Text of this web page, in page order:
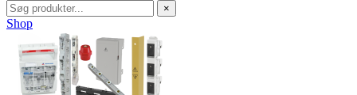
×
Shop